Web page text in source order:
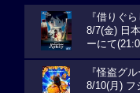
『借りぐ
8/7(金) 日
ーにて
『怪盗グ
8/10(月) フ